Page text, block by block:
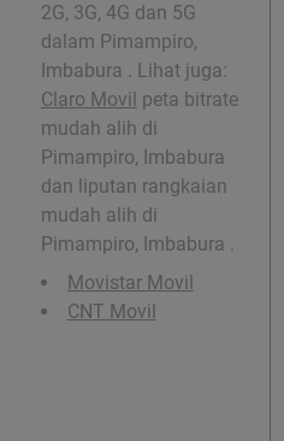
2G, 3G, 4G dan 5G
dalam Pimampiro,
Imbabura . Lihat juga:
Claro Movil peta bitrate
mudah alih di
Pimampiro, Imbabura
dan liputan rangkaian
mudah alih di
Pimampiro, Imbabura .
Movistar Movil
CNT Movil